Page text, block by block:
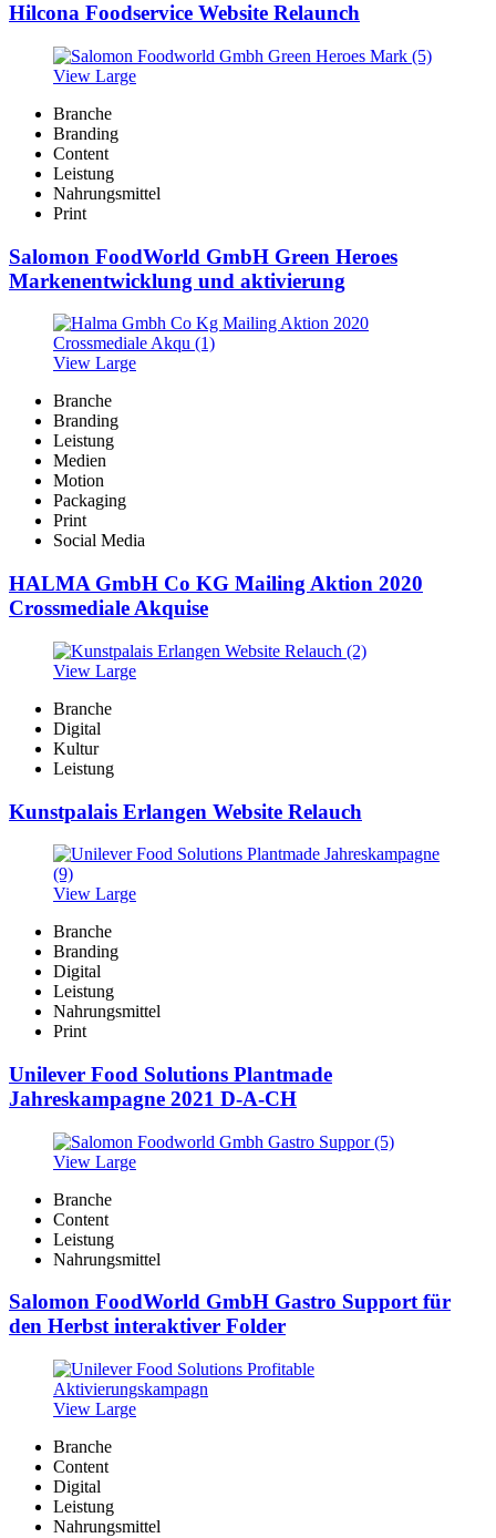
Hilcona Foodservice Website Relaunch
View Large
Branche
Branding
Content
Leistung
Nahrungsmittel
Print
Salomon FoodWorld GmbH Green Heroes
Markenentwicklung und aktivierung
View Large
Branche
Branding
Leistung
Medien
Motion
Packaging
Print
Social Media
HALMA GmbH Co KG Mailing Aktion 2020
Crossmediale Akquise
View Large
Branche
Digital
Kultur
Leistung
Kunstpalais Erlangen Website Relauch
View Large
Branche
Branding
Digital
Leistung
Nahrungsmittel
Print
Unilever Food Solutions Plantmade
Jahreskampagne 2021 D-A-CH
View Large
Branche
Content
Leistung
Nahrungsmittel
Salomon FoodWorld GmbH Gastro Support für
den Herbst interaktiver Folder
View Large
Branche
Content
Digital
Leistung
Nahrungsmittel